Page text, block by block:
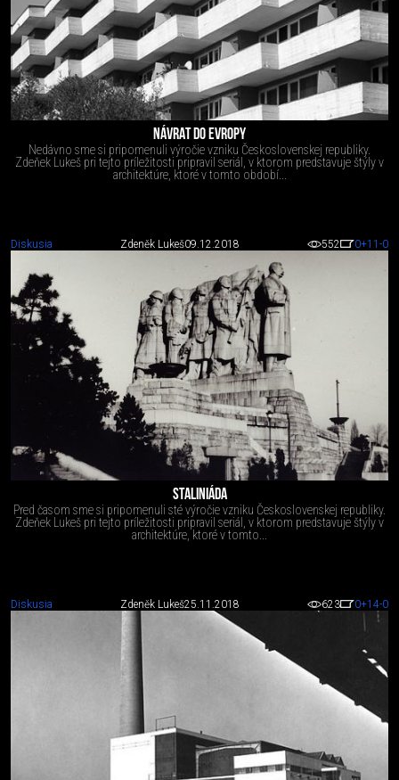
NÁVRAT DO EVROPY
Nedávno sme si pripomenuli výročie vzniku Československej republiky.
Zdeňek Lukeš pri tejto príležitosti pripravil seriál, v ktorom predstavuje štýly v
architektúre, ktoré v tomto období...
Diskusia Zdeněk Lukeš09.12.2018 552 0+11 -0
STALINIÁDA
Pred časom sme si pripomenuli sté výročie vzniku Československej republiky.
Zdeňek Lukeš pri tejto príležitosti pripravil seriál, v ktorom predstavuje štýly v
architektúre, ktoré v tomto...
Diskusia Zdeněk Lukeš25.11.2018 623 0+14-0